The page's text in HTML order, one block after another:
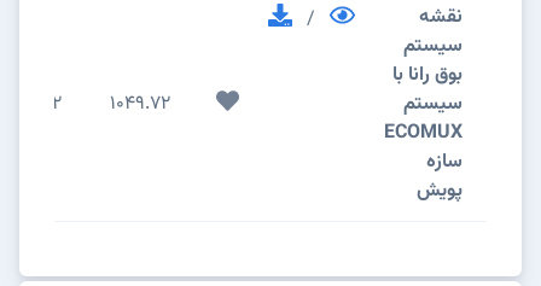
نقشه
سیستم
بوق رانا با
سیستم
ECOMUX
سازه
پویش
/
1049.72
2